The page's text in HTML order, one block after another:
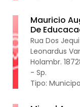
Mauricio
De
Rua Dos
Leonardus
Holambr.
- Sp.
Tipo: